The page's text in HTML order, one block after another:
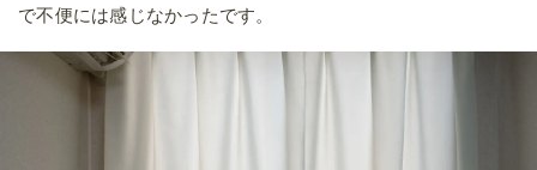
で不便には感じなかったです。